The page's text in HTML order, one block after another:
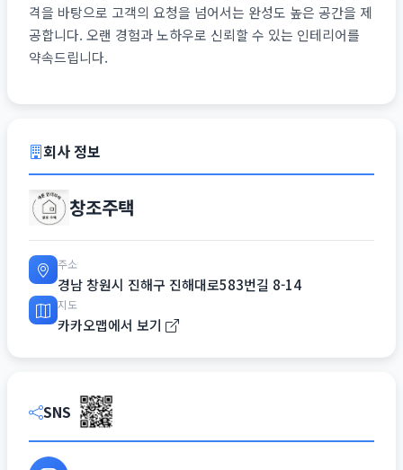
격을 바탕으로 고객의 요청을 넘어서는 완성도 높은 공간을 제
공합니다. 오랜 경험과 노하우로 신뢰할 수 있는 인테리어를
약속드립니다.
회사 정보
창조주택
주소
경남 창원시 진해구 진해대로583번길 8-14
지도
카카오맵에서 보기
SNS